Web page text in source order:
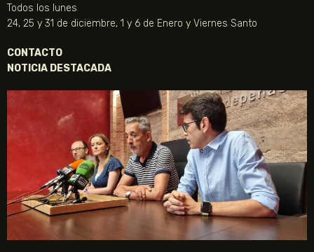
Todos los lunes
24, 25 y 31 de diciembre, 1 y 6 de Enero y Viernes Santo
CONTACTO
NOTICIA DESTACADA